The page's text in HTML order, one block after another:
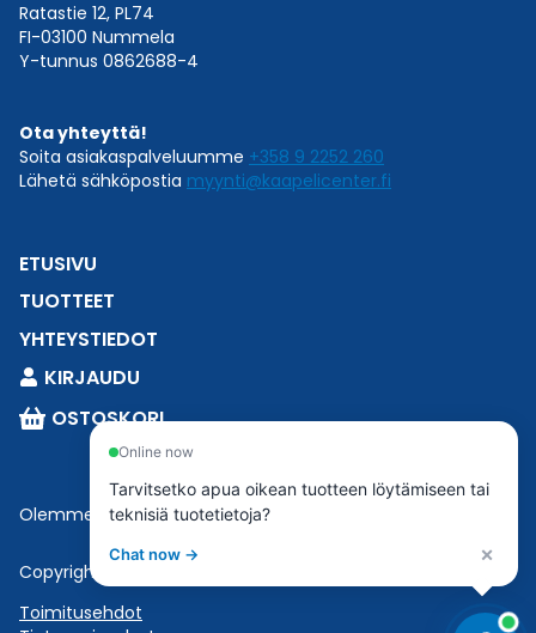
Ratastie 12, PL74
FI-03100 Nummela
Y-tunnus 0862688-4
Ota yhteyttä!
Soita asiakaspalveluumme +358 9 2252 260
Lähetä sähköpostia myynti@kaapelicenter.fi
ETUSIVU
TUOTTEET
YHTEYSTIEDOT
KIRJAUDU
OSTOSKORI
Olemme osaEsbeconia.
Copyright © 2023 Esbecon | All Rights Reserved
Toimitusehdot
Online now
Tarvitsetko apua oikean tuotteen löytämiseen tai
teknisiä tuotetietoja?
Chat now → ×